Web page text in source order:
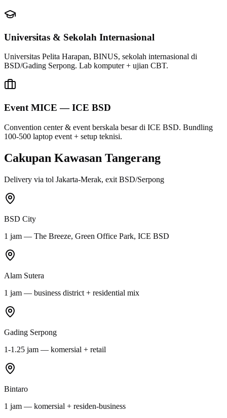
Universitas & Sekolah Internasional
Universitas Pelita Harapan, BINUS, sekolah internasional di
BSD/Gading Serpong. Lab komputer + ujian CBT.
Event MICE — ICE BSD
Convention center & event berskala besar di ICE BSD. Bundling
100-500 laptop event + setup teknisi.
Cakupan Kawasan Tangerang
Delivery via tol Jakarta-Merak, exit BSD/Serpong
BSD City
1 jam — The Breeze, Green Office Park, ICE BSD
Alam Sutera
1 jam — business district + residential mix
Gading Serpong
1-1.25 jam — komersial + retail
Bintaro
1 jam — komersial + residen-business